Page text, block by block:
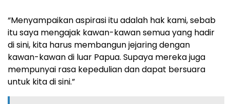
“Menyampaikan aspirasi itu adalah hak kami, sebab
itu saya mengajak kawan-kawan semua yang hadir
di sini, kita harus membangun jejaring dengan
kawan-kawan di luar Papua. Supaya mereka juga
mempunyai rasa kepedulian dan dapat bersuara
untuk kita di sini.”